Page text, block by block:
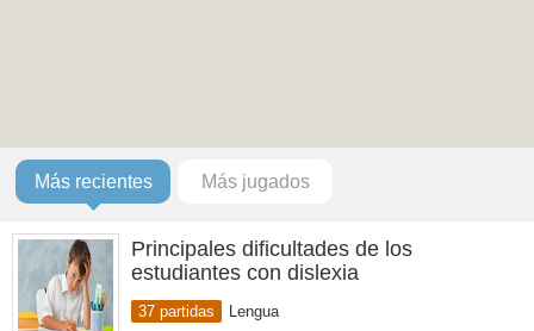
Más recientes Más jugados
Principales dificultades de los
estudiantes con dislexia
37 partidas Lengua